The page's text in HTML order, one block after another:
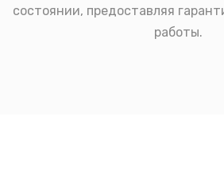
состоянии, предоставляя
работы.